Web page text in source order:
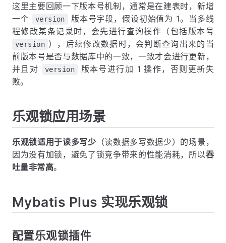
这里主要回顾一下版本号机制，通常是在建表时，新增
一个
version
版本号字段，假设初始值为 1。当多线
程修改某条记录时，会先进行查询操作（包括版本号
version ），后续修改数据时，会判断查询出来的当
前版本号是否与数据库中的一致，一致才会进行更新，
并且对
version
版本号进行加 1 操作，否则更新失
败。
乐观锁应用场景
乐观锁适用于读多写少 （读数据多写数据少）的场景，
因为没有加锁，避免了锁竞争带来的性能消耗，所以吞
吐量非常高。
Mybatis Plus 实现乐观锁
配置乐观锁插件